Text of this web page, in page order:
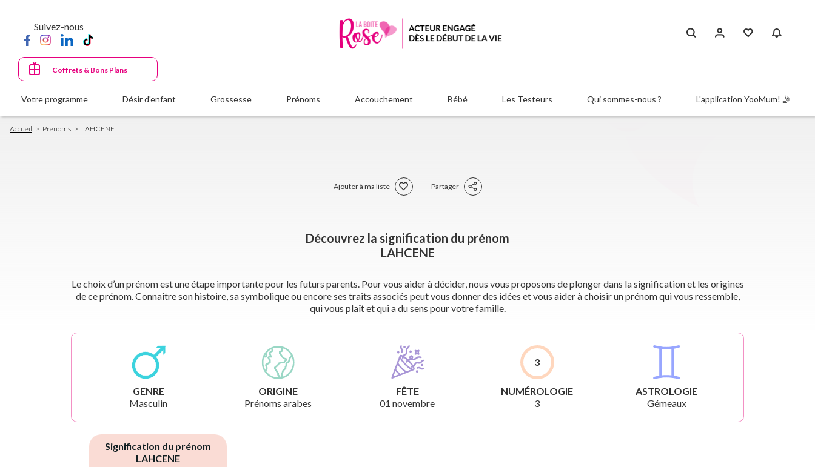
principal
Suivez-nous
Coffrets & Bons Plans
Votre programme Désir d'enfant Grossesse Prénoms Accouchement Bébé Les Testeurs Qui sommes-nous ? L'application YooMum! 🤳
Fil
d'Ariane
Accueil Prenoms LAHCENE
Ajouter à ma liste Partager
Découvrez la signification du prénom
LAHCENE
Le choix d’un prénom est une étape importante pour les futurs parents. Pour vous aider à décider, nous vous proposons de plonger dans la signification et les origines
de ce prénom. Connaître son histoire, sa symbolique ou encore ses traits associés peut vous donner des idées et vous aider à choisir un prénom qui vous ressemble,
qui vous plaît et qui a du sens pour votre famille.
GENRE
Masculin
ORIGINE
Prénoms arabes
FÊTE
01 novembre
3
NUMÉROLOGIE
3
ASTROLOGIE
Gémeaux
Signification du prénom
LAHCENE